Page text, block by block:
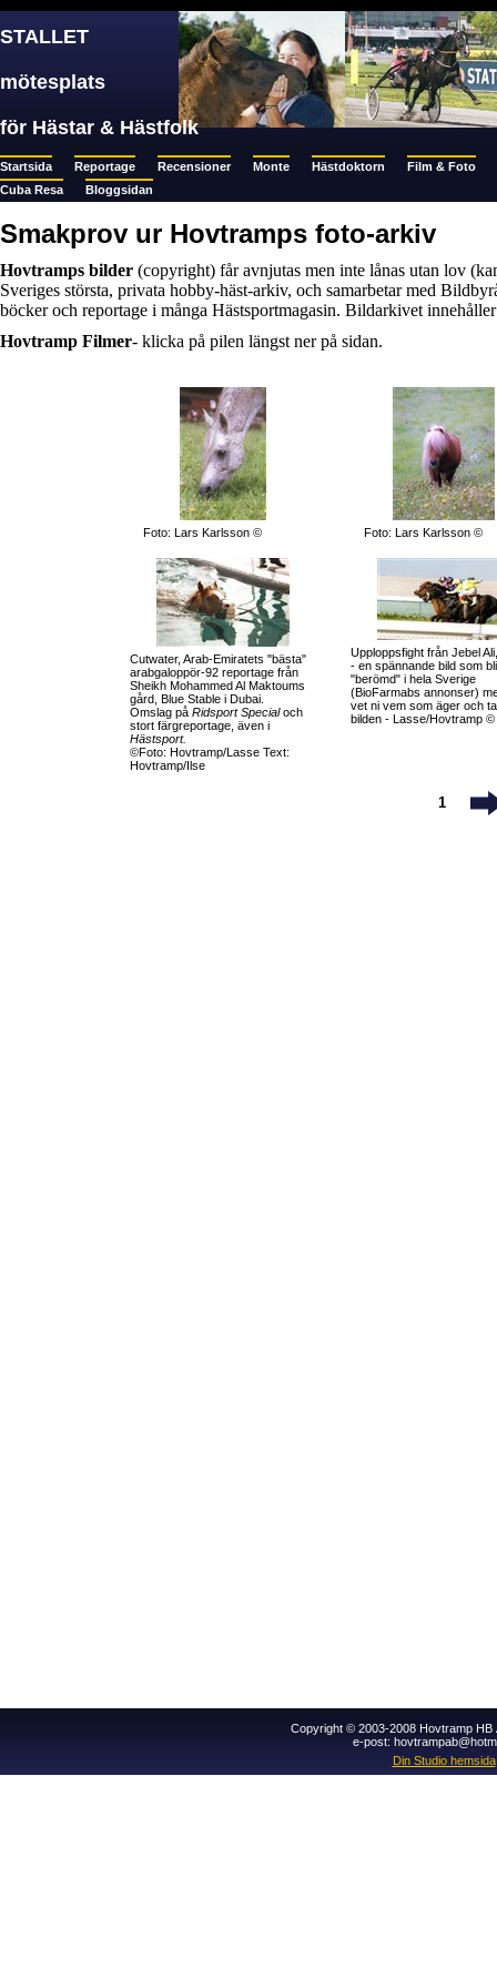
STALLET
mötesplats
för Hästar & Hästfolk
Startsida Reportage Recensioner Monte Hästdoktorn
Film & Foto
Cuba Resa
Bloggsidan
Smakprov ur Hovtramps foto-arkiv
Hovtramps bilder (copyright) får avnjutas men inte lånas utan lov
Sveriges största, privata hobby-häst-arkiv, och samarbetar med
böcker och reportage i många Hästsportmagasin. Bildarkivet
Hovtramp Filmer- klicka på pilen längst ner på sidan.
Foto: Lars Karlsson © Foto: Lars Karlsson ©
Cutwater, Arab-Emiratets "bästa"
arabgaloppör-92 reportage från
Sheikh Mohammed Al Maktoums
gård, Blue Stable i Dubai.
Omslag på Ridsport Specialoch
stort färgreportage, även i
Hästsport.
©Foto: Hovtramp/Lasse Text:
Hovtramp/Ilse
Upploppsfight från Jebel
- en spännande bild som
"berömd" i hela Sverige
(BioFarmabs annonser)
vet ni vem som äger och
bilden - Lasse/Hovtramp ©
1
Copyright © 2003-2008 Hovtramp HB
e-post:
Din Studio hemsida